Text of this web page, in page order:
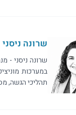
שרונה ניסני
במערכות
תהליכי הגשה,